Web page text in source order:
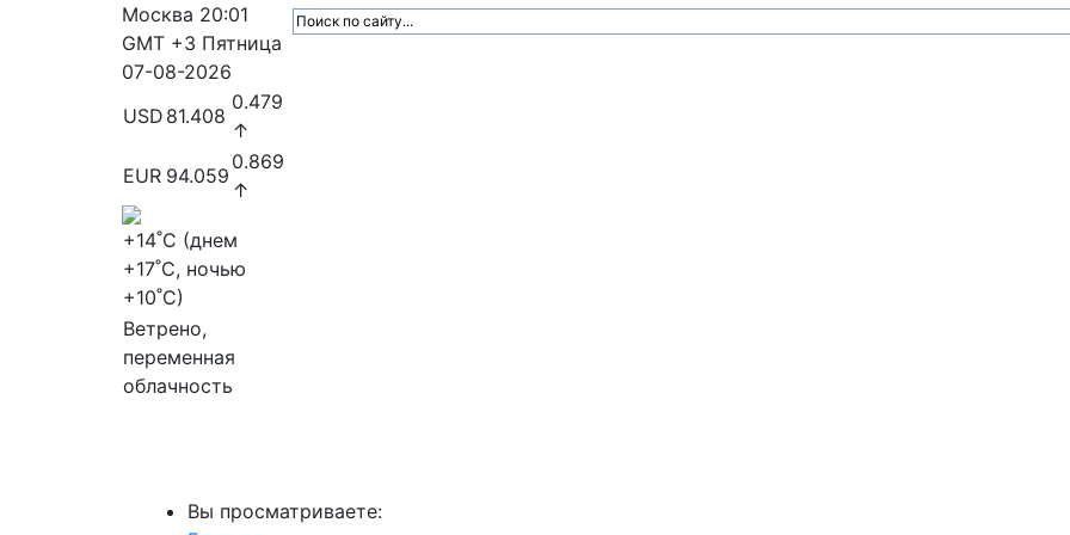
Москва 20:01
GMT +3 Пятница
07-08-2026
USD 81.408
0.479
↑
EUR 94.059
0.869
↑
+14˚C (днем
+17˚C, ночью
+10˚C)
Ветрено,
переменная
облачность
Вы просматриваете: